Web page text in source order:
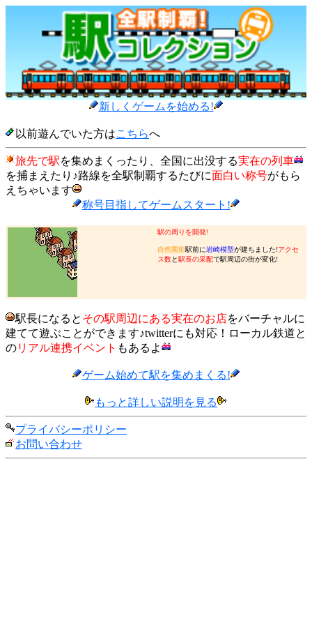
新しくゲームを始める!
以前遊んでいた方はこちらへ
旅先で駅を集めまくったり、全国に出没する実在の列車
を捕まえたり♪路線を全駅制覇するたびに面白い称号がもら
えちゃいます
称号目指してゲームスタート!
駅の周りを開発!
自然園前駅前に岩崎模型が建ちました!アクセ
ス数と駅長の采配で駅周辺の街が変化!
駅長になると その駅周辺にある実在のお店をバーチャルに
建てて遊ぶことができます♪twitterにも対応！ローカル鉄道と
のリアル連携イベント もあるよ
ゲーム始めて駅を集めまくる!
もっと詳しい説明を見る
プライバシーポリシー
お問い合わせ